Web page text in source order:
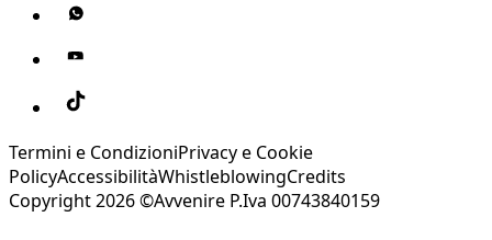
Termini e CondizioniPrivacy e Cookie
PolicyAccessibilitàWhistleblowingCredits
Copyright 2026 ©Avvenire P.Iva 00743840159